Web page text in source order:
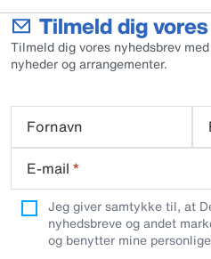
Tilmeld dig
Tilmeld dig vores nyhedsbrev
nyheder og arrangementer.
Fornavn
E-mail *
Jeg giver samtykke til, at
nyhedsbreve og andet
og benytter mine